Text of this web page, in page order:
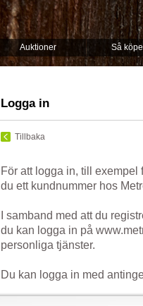
Auktioner Så
Logga in
Tillbaka
För att logga in, till exempel
du ett kundnummer hos
I samband med att du
du kan logga in på
personliga tjänster.
Du kan logga in med